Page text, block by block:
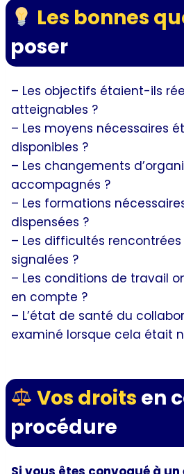
Les bonnes
poser
– Les objectifs étaient-ils
atteignables ?
– Les moyens nécessaires
disponibles ?
– Les changements
accompagnés ?
– Les formations
dispensées ?
– Les difficultés
signalées ?
– Les conditions de travail
en compte ?
– L’état de santé du
examiné lorsque cela était
Vos droits en
procédure